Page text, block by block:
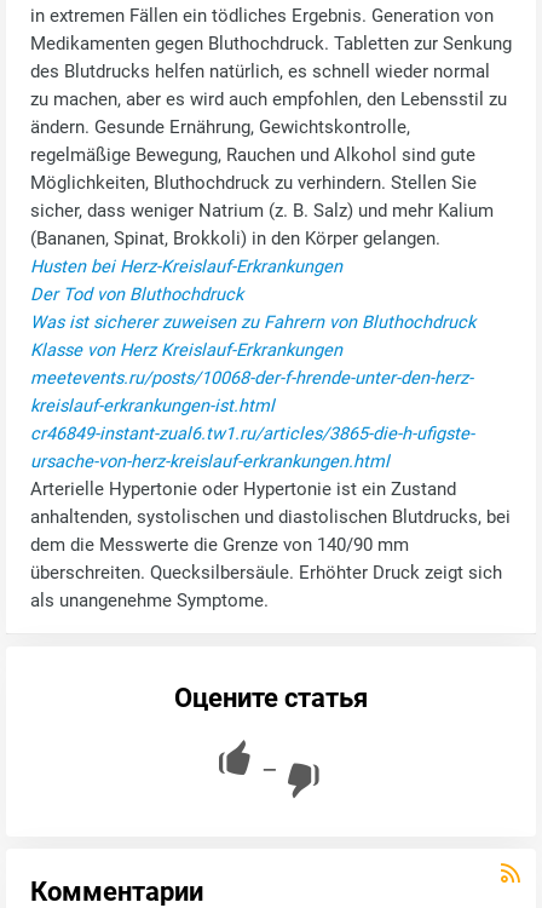
in extremen Fällen ein tödliches Ergebnis. Generation von
Medikamenten gegen Bluthochdruck. Tabletten zur Senkung
des Blutdrucks helfen natürlich, es schnell wieder normal
zu machen, aber es wird auch empfohlen, den Lebensstil zu
ändern. Gesunde Ernährung, Gewichtskontrolle,
regelmäßige Bewegung, Rauchen und Alkohol sind gute
Möglichkeiten, Bluthochdruck zu verhindern. Stellen Sie
sicher, dass weniger Natrium (z. B. Salz) und mehr Kalium
(Bananen, Spinat, Brokkoli) in den Körper gelangen.
Husten bei Herz-Kreislauf-Erkrankungen
Der Tod von Bluthochdruck
Was ist sicherer zuweisen zu Fahrern von Bluthochdruck
Klasse von Herz Kreislauf-Erkrankungen
meetevents.ru/posts/10068-der-f-hrende-unter-den-herz-
kreislauf-erkrankungen-ist.html
cr46849-instant-zual6.tw1.ru/articles/3865-die-h-ufigste-
ursache-von-herz-kreislauf-erkrankungen.html
Arterielle Hypertonie oder Hypertonie ist ein Zustand
anhaltenden, systolischen und diastolischen Blutdrucks, bei
dem die Messwerte die Grenze von 140/90 mm
überschreiten. Quecksilbersäule. Erhöhter Druck zeigt sich
als unangenehme Symptome.
Оцените статья
—
Комментарии